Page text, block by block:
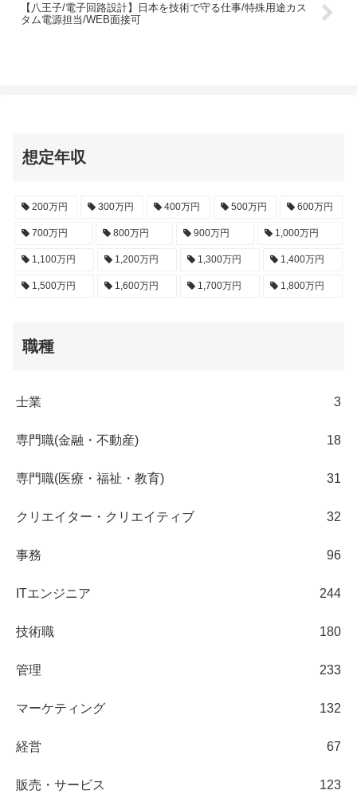
【八王子/電子回路設計】日本を技術で守る仕事/特殊用途カス
タム電源担当/WEB面接可
想定年収
200万円 300万円 400万円 500万円 600万円
700万円 800万円 900万円 1,000万円
1,100万円 1,200万円 1,300万円 1,400万円
1,500万円 1,600万円 1,700万円 1,800万円
職種
士業 3
専門職(金融・不動産) 18
専門職(医療・福祉・教育) 31
クリエイター・クリエイティブ 32
事務 96
ITエンジニア 244
技術職 180
管理 233
マーケティング 132
経営 67
販売・サービス 123